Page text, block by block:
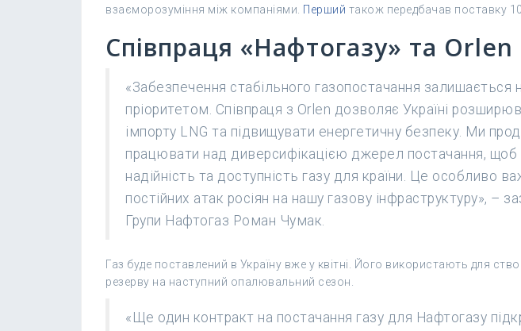
взаєморозуміння між компаніями. Перший також передбачав поставку
Співпраця «Нафтогазу» та Orlen
«Забезпечення стабільного газопостачання
пріоритетом. Співпраця з Orlen дозволяє Україні
імпорту LNG та підвищувати енергетичну безпеку. Ми
працювати над диверсифікацією джерел постачання, щоб
надійність та доступність газу для країни. Це особливо
постійних атак росіян на нашу газову інфраструктуру», –
Групи Нафтогаз Роман Чумак.
Газ буде поставлений в Україну вже у квітні. Його використають для
резерву на наступний опалювальний сезон.
«Ще один контракт на постачання газу для Нафтогазу